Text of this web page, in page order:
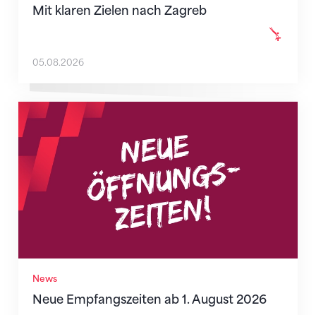
Mit klaren Zielen nach Zagreb
05.08.2026
News
Neue Empfangszeiten ab 1. August 2026
Neue Empfangszeiten ab 1. August 2026